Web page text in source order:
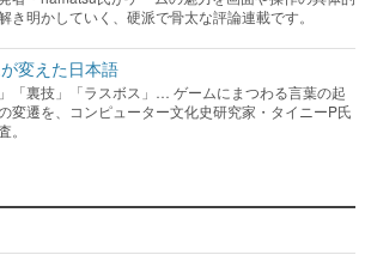
き明かしていく、硬派で骨太な評論連載です。
変えた日本語
」「裏技」「ラスボス」… ゲームにまつわる言葉の起
変遷を、コンピューター文化史研究家・タイニーP氏
。